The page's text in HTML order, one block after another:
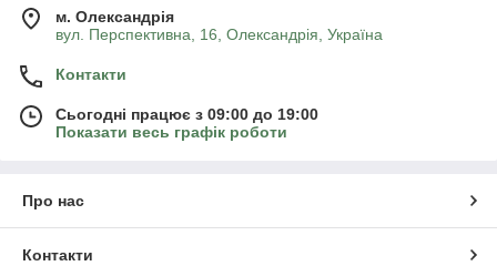
м. Олександрія
вул. Перспективна, 16, Олександрія, Україна
Контакти
Сьогодні працює з 09:00 до 19:00
Показати весь графік роботи
Про нас
Контакти